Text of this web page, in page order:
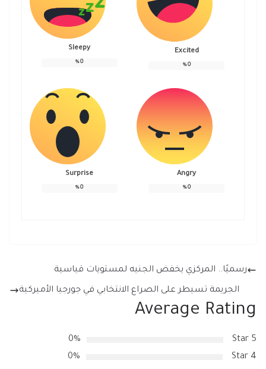
Excited
0
%
Sleepy
0
%
Angry
0
%
Surprise
0
%
رسميًا.. المركزي يخفض الجنيه لمستويات قياسية
الجريمة تسيطر على الصراع الانتخابي في جورجيا الأميركية
Average Rating
5 Star
0%
4 Star
0%